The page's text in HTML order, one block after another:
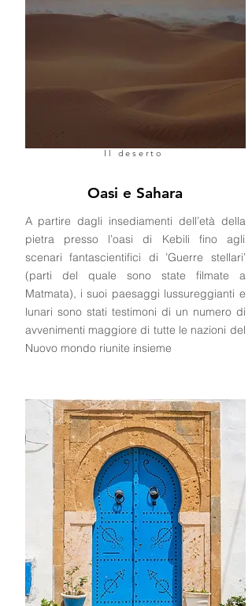
Il deserto
Oasi e Sahara
A partire dagli insediamenti dell’età della
pietra presso l’oasi di Kebili fino agli
scenari fantascientifici di ’Guerre stellari’
(parti del quale sono state filmate a
Matmata), i suoi paesaggi lussureggianti e
lunari sono stati testimoni di un numero di
avvenimenti maggiore di tutte le nazioni del
Nuovo mondo riunite insieme